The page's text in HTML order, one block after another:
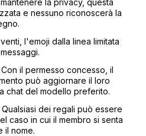
e nessuno riconoscerà la
l'emoji dalla linea limitata
Con il permesso concesso, il
può aggiornare il loro
chat del modello preferito.
Qualsiasi dei regali può essere
caso in cui il membro si senta
il nome.